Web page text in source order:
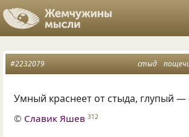
стыд
#2232079
Умный краснеет от стыда, глупый
© Славик Яшев 312